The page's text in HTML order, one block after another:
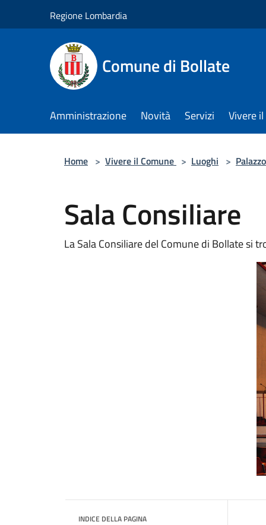
Regione Lombardia
Comune di Bollate
Amministrazione Novità Servizi Vivere
Home > Vivere il Comune > Luoghi > Palazzo
Sala Consiliare
La Sala Consiliare del Comune di Bollate si
INDICE DELLA PAGINA